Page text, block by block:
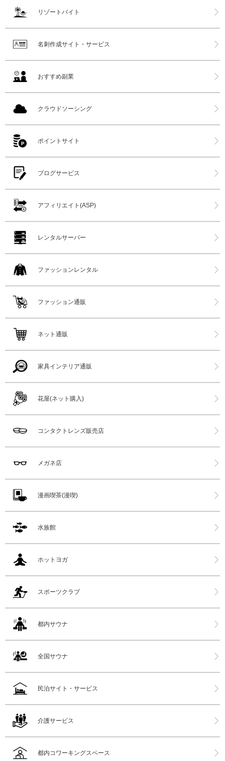
リゾートバイト
名刺作成サイト・サービス
おすすめ副業
クラウドソーシング
ポイントサイト
ブログサービス
アフィリエイト(ASP)
レンタルサーバー
ファッションレンタル
ファッション通販
ネット通販
家具インテリア通販
花屋(ネット購入)
コンタクトレンズ販売店
メガネ店
漫画喫茶(漫喫)
水族館
ホットヨガ
スポーツクラブ
都内サウナ
全国サウナ
民泊サイト・サービス
介護サービス
都内コワーキングスペース